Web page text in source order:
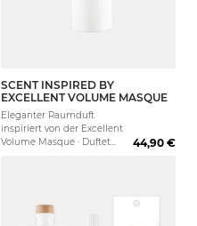
200 ml
SCENT INSPIRED BY
EXCELLENT VOLUME MASQUE
Eleganter Raumduft
inspiriert von der Excellent
Volume Masque · Duftet
des Alltags
44,90 €